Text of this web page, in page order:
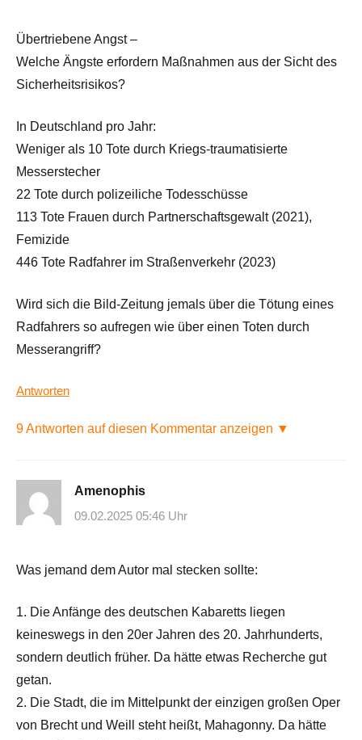
Übertriebene Angst –
Welche Ängste erfordern Maßnahmen aus der Sicht des
Sicherheitsrisikos?
In Deutschland pro Jahr:
Weniger als 10 Tote durch Kriegs-traumatisierte
Messerstecher
22 Tote durch polizeiliche Todesschüsse
113 Tote Frauen durch Partnerschaftsgewalt (2021),
Femizide
446 Tote Radfahrer im Straßenverkehr (2023)
Wird sich die Bild-Zeitung jemals über die Tötung eines
Radfahrers so aufregen wie über einen Toten durch
Messerangriff?
Antworten
9 Antworten auf diesen Kommentar anzeigen ▼
Amenophis
09.02.2025 05:46 Uhr
Was jemand dem Autor mal stecken sollte:
1. Die Anfänge des deutschen Kabaretts liegen
keineswegs in den 20er Jahren des 20. Jahrhunderts,
sondern deutlich früher. Da hätte etwas Recherche gut
getan.
2. Die Stadt, die im Mittelpunkt der einzigen großen Oper
von Brecht und Weill steht heißt, Mahagonny. Da hätte